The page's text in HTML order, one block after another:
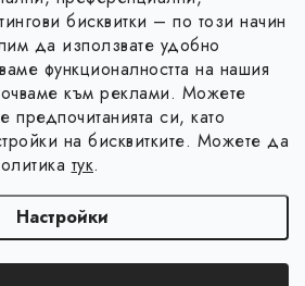
бисквитки – по този начин
да използвате удобно
функционалността на нашия
към реклами. Можете
предпочитанията си, като
на бисквитките. Можете да
тук.
Настройки
. Всички права запазени.Редактиране на